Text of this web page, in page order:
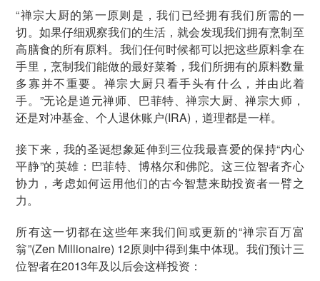
“禅宗大厨的第一原则是，我们已经拥有我们所需的一
切。如果仔细观察我们的生活，就会发现我们拥有烹制至
高膳食的所有原料。我们任何时候都可以把这些原料拿在
手里，烹制我们能做的最好菜肴，我们所拥有的原料数量
多寡并不重要。禅宗大厨只看手头有什么，并由此着
手。”无论是道元禅师、巴菲特、禅宗大厨、禅宗大师，
还是对冲基金、个人退休账户(IRA)，道理都是一样。
接下来，我的圣诞想象延伸到三位我最喜爱的保持“内心
平静”的英雄：巴菲特、博格尔和佛陀。这三位智者齐心
协力，考虑如何运用他们的古今智慧来助投资者一臂之
力。
所有这一切都在这些年来我们间或更新的“禅宗百万富
翁”(Zen Millionaire) 12原则中得到集中体现。我们预计三
位智者在2013年及以后会这样投资：